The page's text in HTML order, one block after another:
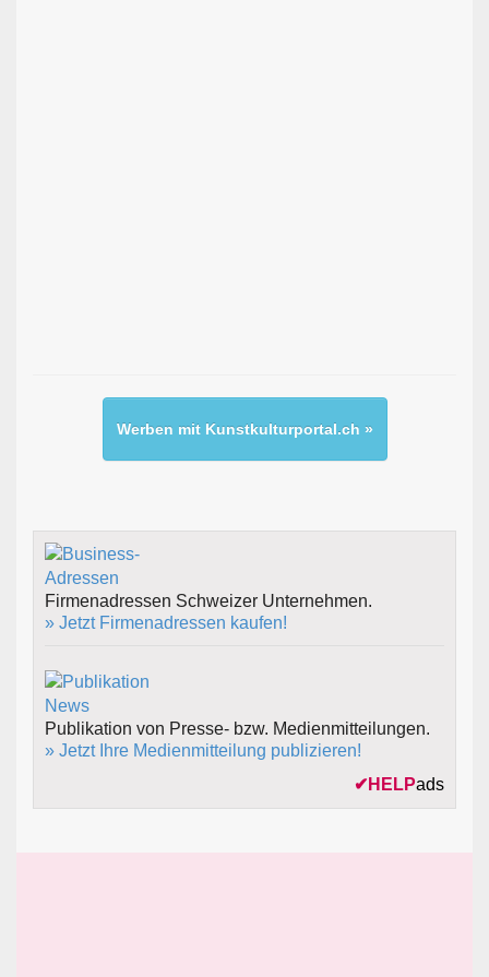
Werben mit Kunstkulturportal.ch »
Firmenadressen Schweizer Unternehmen.
» Jetzt Firmenadressen kaufen!
Publikation von Presse- bzw. Medienmitteilungen.
» Jetzt Ihre Medienmitteilung publizieren!
✔ HELPads